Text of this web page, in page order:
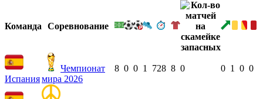
Команда Соревнование
Испания
Чемпионат
мира 2026
8 0 0 1 728 8 0 0 1 0 0